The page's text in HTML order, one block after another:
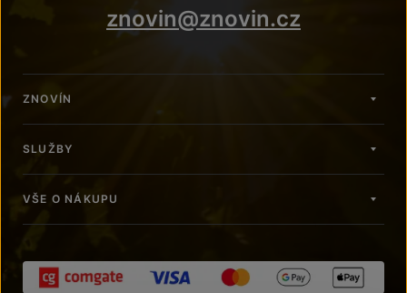
znovin@znovin.cz
ZNOVÍN
SLUŽBY
VŠE O NÁKUPU